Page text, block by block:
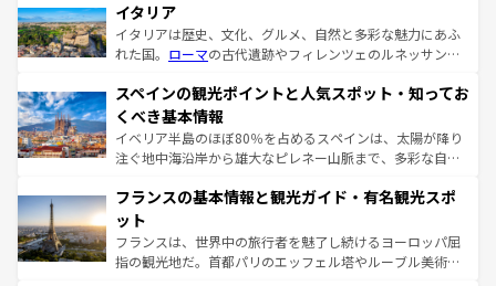
イタリア
イタリアは歴史、文化、グルメ、自然と多彩な魅力にあふ
れた国。 ローマの古代遺跡やフィレンツェのルネッサンス
ろん、トスカーナの美しい田園風景やアマルフィ海岸の絶
景など、自然景観も見逃せない。観光の合間には、本場の
ピザやパスタなど、絶品のイタリア料理を堪能することも
できる。朝目覚めてから夜眠るまで、すべての瞬間を楽し
なお、新着のイタリア情報はコンテンツ一覧を参照してほ
しい。
スペインの観光ポイントと人気スポット・知ってお
くべき基本情報
イベリア半島のほぼ80％を占めるスペインは、太陽が降り
注ぐ地中海沿岸から雄大なピレネー山脈まで、多彩な自然
文化が根付くこの国では、情熱的なフラメンコ、熱気あふ
れる闘牛、そして美味しいタパスが生活の一部となってい
る。首都マドリードの洗練された雰囲気や、バルセロナの
アートに溢れた街角から、地方では古代ローマ遺跡や中世
フランスの基本情報と観光ガイド・有名観光スポ
ット
フランスは、世界中の旅行者を魅了し続けるヨーロッパ屈
指の観光地だ。首都パリのエッフェル塔やルーブル美術館